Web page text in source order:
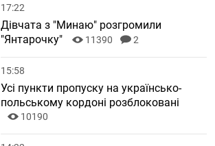
17:22
Дівчата з "Минаю" розгромили
"Янтарочку"
11390 2
15:58
Усі пункти пропуску на українсько-
польському кордоні розблоковані
10190